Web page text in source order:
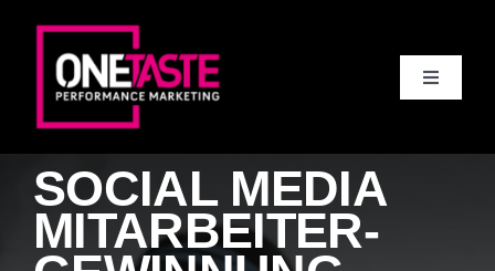
Skip
content
Toggle
Agentur
Leistungen
SOCIAL MEDIA
MITARBEITER-